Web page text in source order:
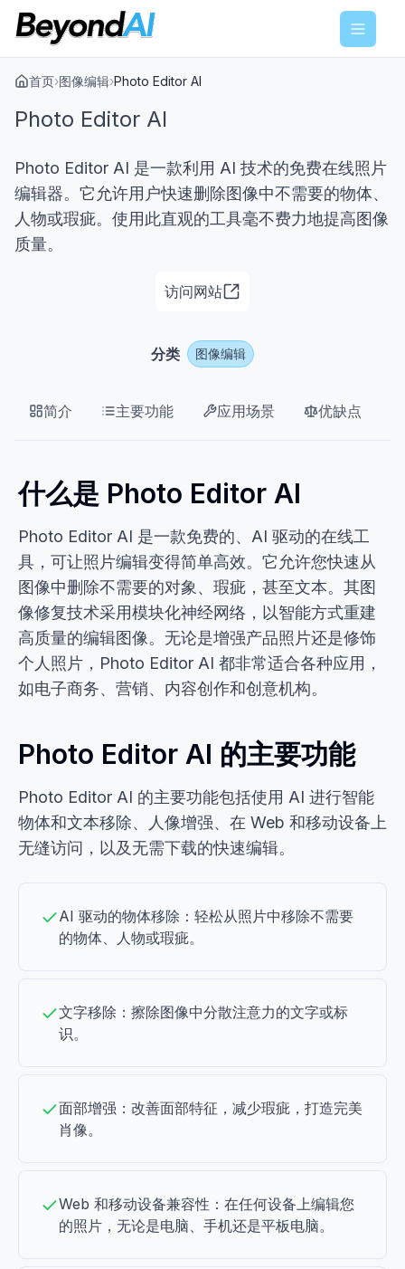
Menu
首页›图像编辑›Photo Editor AI
Photo Editor AI
Photo Editor AI 是一款利用 AI 技术的免费在线照片
编辑器。它允许用户快速删除图像中不需要的物体、
人物或瑕疵。使用此直观的工具毫不费力地提高图像
质量。
访问网站
分类 图像编辑
简介 主要功能 应用场景 优缺点
什么是 Photo Editor AI
Photo Editor AI 是一款免费的、AI 驱动的在线工
具，可让照片编辑变得简单高效。它允许您快速从
图像中删除不需要的对象、瑕疵，甚至文本。其图
像修复技术采用模块化神经网络，以智能方式重建
高质量的编辑图像。无论是增强产品照片还是修饰
个人照片，Photo Editor AI 都非常适合各种应用，
如电子商务、营销、内容创作和创意机构。
Photo Editor AI 的主要功能
Photo Editor AI 的主要功能包括使用 AI 进行智能
物体和文本移除、人像增强、在 Web 和移动设备上
无缝访问，以及无需下载的快速编辑。
AI 驱动的物体移除：轻松从照片中移除不需要
的物体、人物或瑕疵。
文字移除：擦除图像中分散注意力的文字或标
识。
面部增强：改善面部特征，减少瑕疵，打造完美
肖像。
Web 和移动设备兼容性：在任何设备上编辑您
的照片，无论是电脑、手机还是平板电脑。